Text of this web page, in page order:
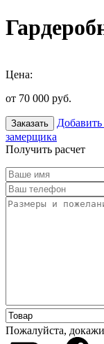
Цена:
от 70 000 руб.
Заказать
замерщика
Получить расчет
Пожалуйста,